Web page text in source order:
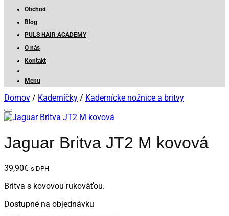
Obchod
Blog
PULS HAIR ACADEMY
O nás
Kontakt
Menu
Domov / Kaderníčky / Kadernícke nožnice a britvy
Jaguar Britva JT2 M kovová
39,90€ s DPH
Britva s kovovou rukoväťou.
Dostupné na objednávku